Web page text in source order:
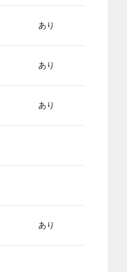
あり
あり
あり
あり